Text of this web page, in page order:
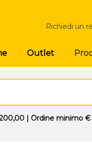
Richiedi un
Outlet
| Ordine minimo €